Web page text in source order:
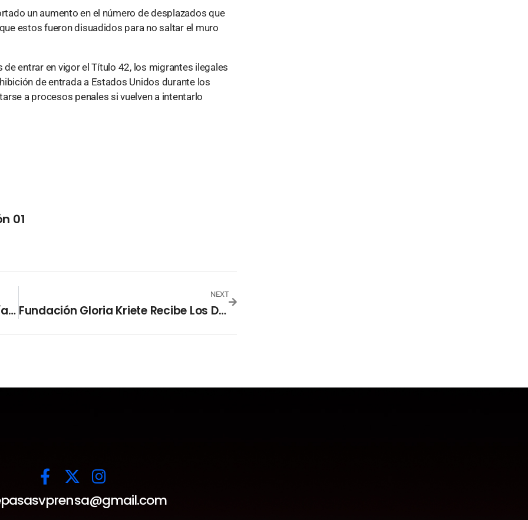
un aumento en el número de desplazados que
estos fueron disuadidos para no saltar el muro
de entrar en vigor el Título 42, los migrantes ilegales
de entrada a Estados Unidos durante los
a procesos penales si vuelven a intentarlo
01
Capturan Estafadores Que Sustraían Dinero De Cuentas Bancarias
NEXT
Fundación Gloria Kriete Recibe Los Derechos De La Plataforma Tu Chance